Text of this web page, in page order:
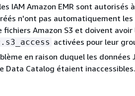
IAM Amazon EMR sont autorisés
n'ont pas automatiquement
fichiers Amazon S3 et doivent
activées pour leur
en raison duquel les données
Data Catalog étaient inaccessibles.